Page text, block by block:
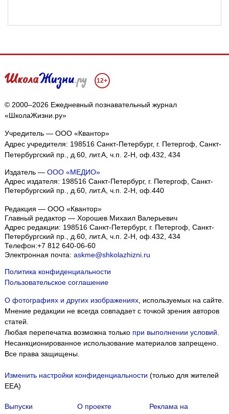
12+
© 2000–2026 Ежедневный познавательный журнал
«ШколаЖизни.ру»
Учредитель — ООО «Квантор»
Адрес учредителя: 198516 Санкт-Петербург, г. Петергоф, Санкт-
Петербургский пр., д.60, лит.А, ч.п. 2-Н, оф.432, 434
Издатель — ООО «МЕДИО»
Адрес издателя: 198516 Санкт-Петербург, г. Петергоф, Санкт-
Петербургский пр., д.60, лит.А, ч.п. 2-Н, оф.440
Редакция — ООО «Квантор»
Главный редактор — Хорошев Михаил Валерьевич
Адрес редакции: 198516 Санкт-Петербург, г. Петергоф, Санкт-
Петербургский пр., д.60, лит.А, ч.п. 2-Н, оф.432, 434
Телефон:+7 812 640-06-60
Электронная почта: askme@shkolazhizni.ru
Политика конфиденциальности
Пользовательское соглашение
О фотографиях и других изображениях, используемых на сайте.
Мнение редакции не всегда совпадает с точкой зрения авторов
статей.
Любая перепечатка возможна только при выполнении условий.
Несанкционированное использование материалов запрещено.
Все права защищены.
Изменить настройки конфиденциальности (только для жителей
EEA)
Выпуски О проекте
Реклама на